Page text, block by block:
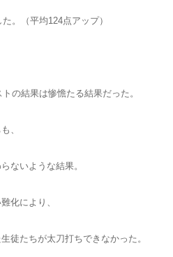
。（平均124点アップ）
の結果は惨憺たる結果だった。
、
ないような結果。
化により、
徒たちが太刀打ちできなかった。